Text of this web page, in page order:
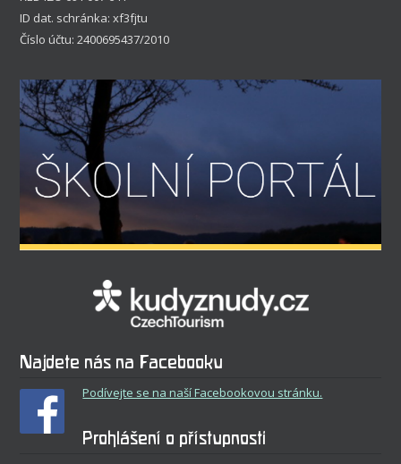
ID dat. schránka: xf3fjtu
Číslo účtu: 2400695437/2010
Najdete nás na Facebooku
Podívejte se na naší Facebookovou stránku.
Prohlášení o přístupnosti